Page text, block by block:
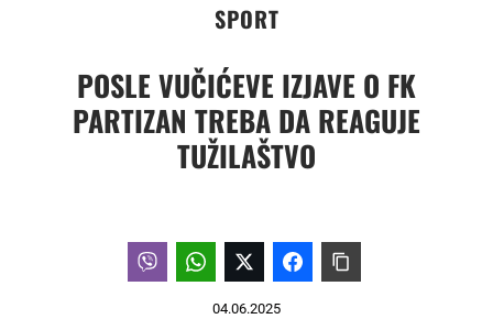
SPORT
POSLE VUČIĆEVE IZJAVE O FK
PARTIZAN TREBA DA REAGUJE
TUŽILAŠTVO
04.06.2025